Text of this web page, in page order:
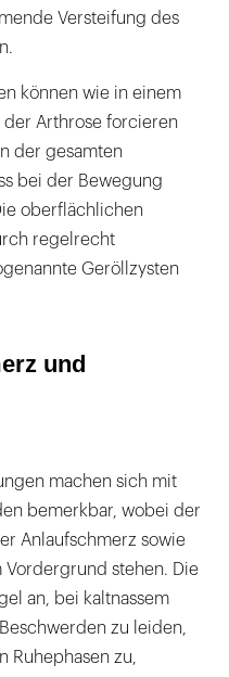
Versteifung des
können wie in einem
der Arthrose forcieren
der gesamten
bei der Bewegung
oberflächlichen
regelrecht
Geröllzysten
und
machen sich mit
bemerkbar, wobei der
Anlaufschmerz sowie
stehen. Die
an, bei kaltnassem
zu leiden,
zu,